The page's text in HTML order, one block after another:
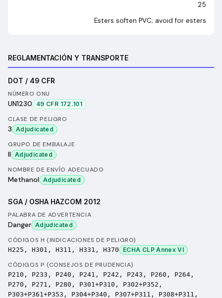
25
Esters soften PVC; avoid for esters
REGLAMENTACIÓN Y TRANSPORTE
DOT / 49 CFR
NÚMERO ONU
UN1230 49 CFR 172.101
CLASE DE PELIGRO
3 Adjudicated
GRUPO DE EMBALAJE
II Adjudicated
NOMBRE DE ENVÍO ADECUADO
Methanol Adjudicated
SGA / OSHA HAZCOM 2012
PALABRA DE ADVERTENCIA
Danger Adjudicated
CÓDIGOS H (INDICACIONES DE PELIGRO)
H225, H301, H311, H331, H370 ECHA CLP Annex VI
CÓDIGOS P (CONSEJOS DE PRUDENCIA)
P210, P233, P240, P241, P242, P243, P260, P264,
P270, P271, P280, P301+P310, P302+P352,
P303+P361+P353, P304+P340, P307+P311, P308+P311,